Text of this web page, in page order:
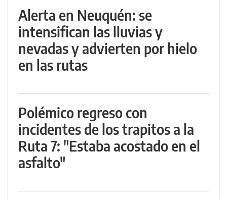
Alerta en Neuquén: se
intensifican las lluvias y
nevadas y advierten por hielo
en las rutas
Polémico regreso con
incidentes de los trapitos a la
Ruta 7: "Estaba acostado en el
asfalto"